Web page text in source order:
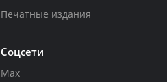
Печатные издания
Соцсети
Max